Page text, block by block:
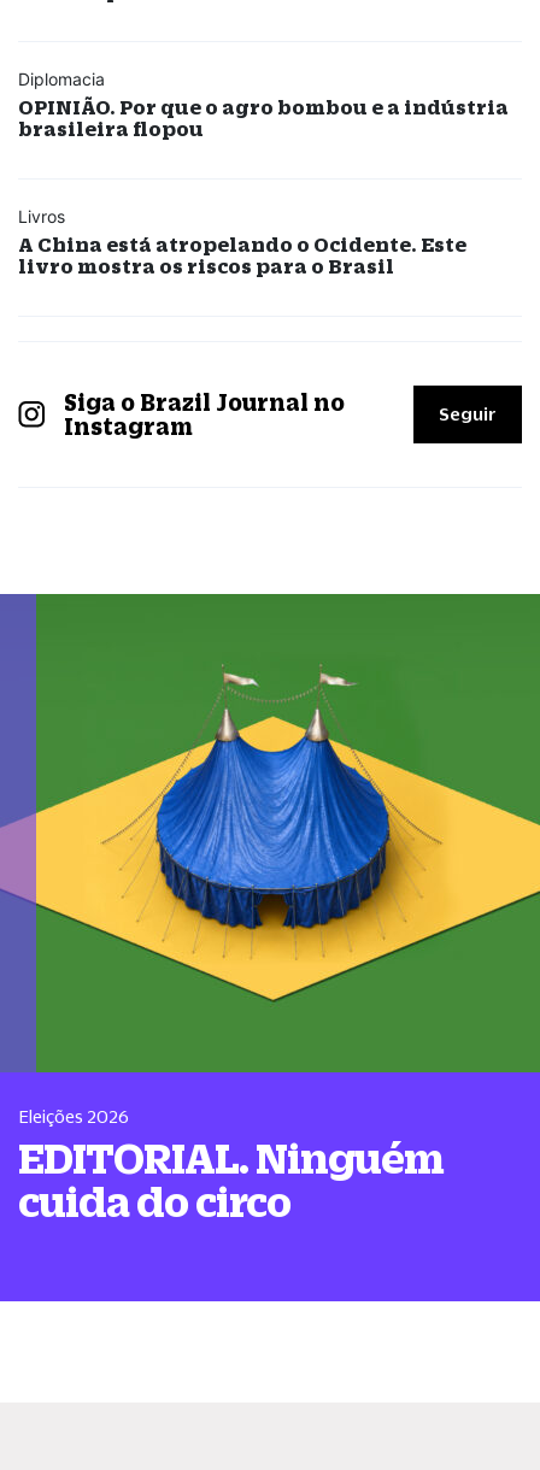
Diplomacia
OPINIÃO. Por que o agro bombou e a indústria
brasileira flopou
Livros
A China está atropelando o Ocidente. Este
livro mostra os riscos para o Brasil
Siga o Brazil Journal no
Instagram
Seguir
Eleições 2026
EDITORIAL. Ninguém
cuida do circo